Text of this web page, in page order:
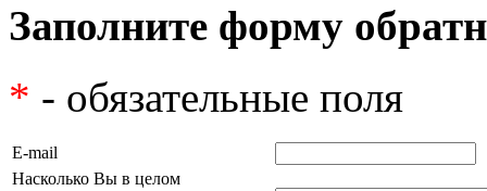
Заполните форму
* - обязательные поля
E-mail
Насколько Вы в целом